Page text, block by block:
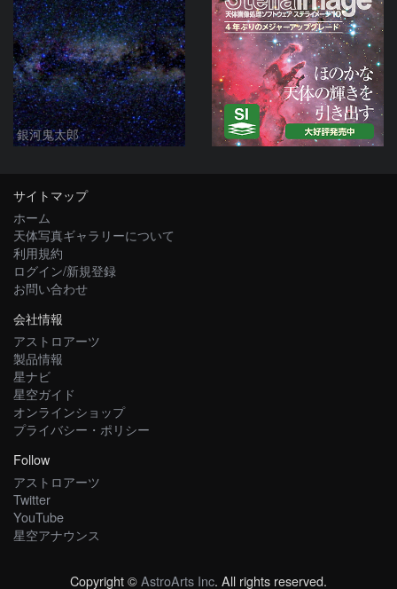
銀河鬼太郎
サイトマップ
ホーム
天体写真ギャラリーについて
利用規約
ログイン/新規登録
お問い合わせ
会社情報
アストロアーツ
製品情報
星ナビ
星空ガイド
オンラインショップ
プライバシー・ポリシー
Follow
アストロアーツ
Twitter
YouTube
星空アナウンス
Copyright ©AstroArts Inc. All rights reserved.